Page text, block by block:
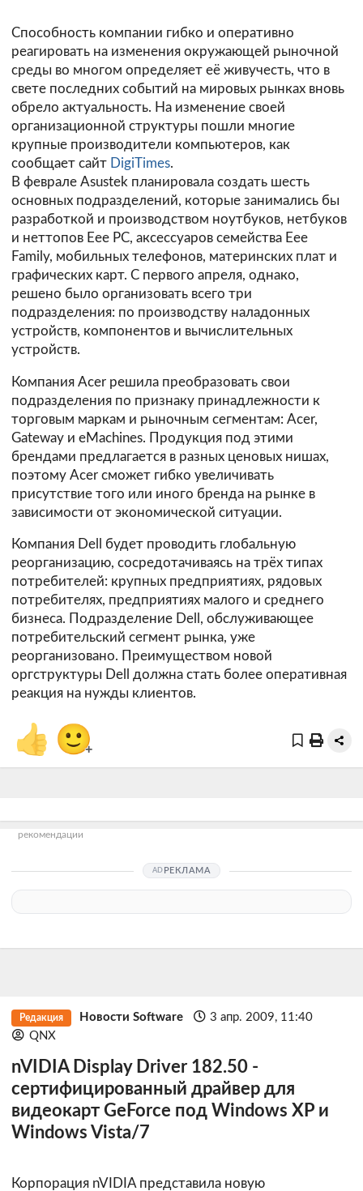
Способность компании гибко и оперативно
реагировать на изменения окружающей рыночной
среды во многом определяет её живучесть, что в
свете последних событий на мировых рынках вновь
обрело актуальность. На изменение своей
организационной структуры пошли многие
крупные производители компьютеров, как
сообщает сайт DigiTimes.
В феврале Asustek планировала создать шесть
основных подразделений, которые занимались бы
разработкой и производством ноутбуков, нетбуков
и неттопов Eee PC, аксессуаров семейства Eee
Family, мобильных телефонов, материнских плат и
графических карт. С первого апреля, однако,
решено было организовать всего три
подразделения: по производству наладонных
устройств, компонентов и вычислительных
устройств.
Компания Acer решила преобразовать свои
подразделения по признаку принадлежности к
торговым маркам и рыночным сегментам: Acer,
Gateway и eMachines. Продукция под этими
брендами предлагается в разных ценовых нишах,
поэтому Acer сможет гибко увеличивать
присутствие того или иного бренда на рынке в
зависимости от экономической ситуации.
Компания Dell будет проводить глобальную
реорганизацию, сосредотачиваясь на трёх типах
потребителей: крупных предприятиях, рядовых
потребителях, предприятиях малого и среднего
бизнеса. Подразделение Dell, обслуживающее
потребительский сегмент рынка, уже
реорганизовано. Преимуществом новой
оргструктуры Dell должна стать более оперативная
реакция на нужды клиентов.
👍 🙂+
рекомендации
РЕКЛАМА
Редакция Новости Software
3 апр. 2009, 11:40
QNX
nVIDIA Display Driver 182.50 -
сертифицированный драйвер для
видеокарт GeForce под Windows XP и
Windows Vista/7
Корпорация nVIDIA представила новую